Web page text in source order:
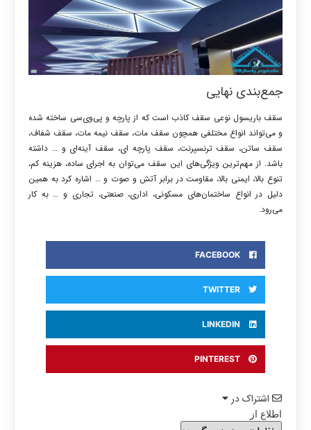
جمع‌بندی نهایی
سقف باریسول نوعی سقف کاذب است که از پارچه و پی‌وی‌سی ساخته شده
و می‌تواند انواع مختلفی همچون سقف مات، سقف نیمه مات، سقف شفاف،
سقف ساتن، سقف ترنسپرنت، سقف پارچه ای، سقف آینه‌ای و … داشته
باشد. از مهم‌ترین ویژگی‌های این سقف می‌توان به اجرای ساده، هزینه کم،
تنوع بالا، ایمنی بالا، مقاومت در برابر آتش و صوت و … اشاره کرد به همین
دلیل در انواع ساختمان‌های مسکونی، اداری، صنعتی، تجاری و … به کار
می‌رود.
FACEBOOK
TWITTER
LINKEDIN
PINTEREST
اشتراک در
اطلاع از